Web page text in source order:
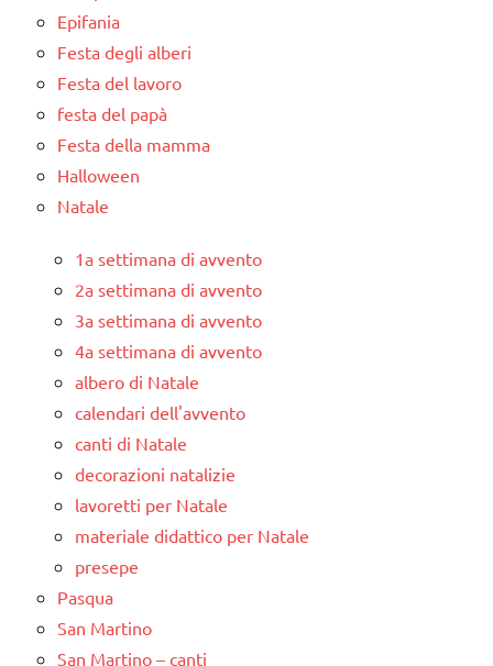
Epifania
Festa degli alberi
Festa del lavoro
festa del papà
Festa della mamma
Halloween
Natale
1a settimana di avvento
2a settimana di avvento
3a settimana di avvento
4a settimana di avvento
albero di Natale
calendari dell'avvento
canti di Natale
decorazioni natalizie
lavoretti per Natale
materiale didattico per Natale
presepe
Pasqua
San Martino
San Martino – canti